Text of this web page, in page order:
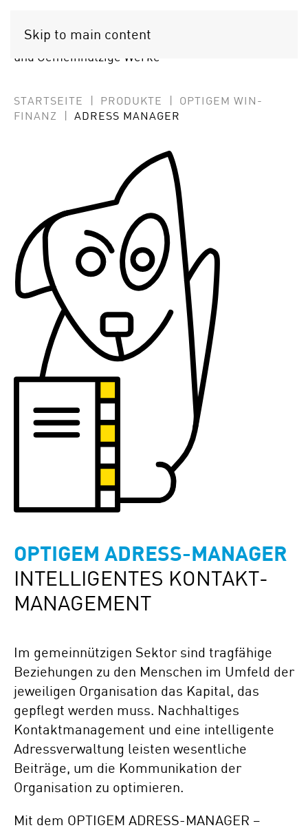
Skip to main content
Softwarelösungen für Gemeinden
und Gemeinnützige Werke
STARTSEITE PRODUKTE
OPTIGEM WIN-
FINANZ
ADRESS MANAGER
OPTIGEM ADRESS-MANAGER
INTELLIGENTES KONTAKT­
MANAGEMENT
Im gemeinnützigen Sektor sind tragfähige
Beziehungen zu den Menschen im Umfeld der
jeweiligen Organisation das Kapital, das
gepflegt werden muss. Nachhaltiges
Kontaktmanagement und eine intelligente
Adressverwaltung leisten wesentliche
Beiträge, um die Kommunikation der
Organisation zu optimieren.
Mit dem OPTIGEM ADRESS-MANAGER –